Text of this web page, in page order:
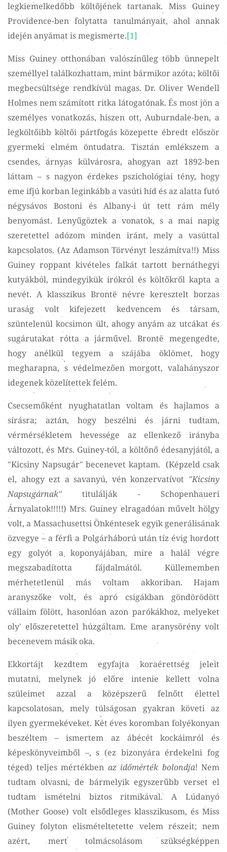
legkiemelkedőbb költőjének tartanak. Miss Guiney
Providence-ben folytatta tanulmányait, ahol annak
idején anyámat is megismerte.[1]
Miss Guiney otthonában valószínűleg több ünnepelt
személlyel találkozhattam, mint bármikor azóta; költői
megbecsültsége rendkívül magas. Dr. Oliver Wendell
Holmes nem számított ritka látogatónak. És most jön a
személyes vonatkozás, hiszen ott, Auburndale-ben, a
legköltőibb költői pártfogás közepette ébredt először
gyermeki elmém öntudatra. Tisztán emlékszem a
csendes, árnyas külvárosra, ahogyan azt 1892-ben
láttam – s nagyon érdekes pszichológiai tény, hogy
eme ifjú korban leginkább a vasúti híd és az alatta futó
négysávos Bostoni és Albany-i út tett rám mély
benyomást. Lenyűgöztek a vonatok, s a mai napig
szeretettel adózom minden iránt, mely a vasúttal
kapcsolatos. (Az Adamson Törvényt leszámítva!!) Miss
Guiney roppant kivételes falkát tartott bernáthegyi
kutyákból, mindegyikük írókról és költőkről kapta a
nevét. A klasszikus Brontë névre keresztelt borzas
uraság volt kifejezett kedvencem és társam,
szüntelenül kocsimon ült, ahogy anyám az utcákat és
sugárutakat rótta a járművel. Brontë megengedte,
hogy anélkül tegyem a szájába öklömet, hogy
megharapna, s védelmezően morgott, valahányszor
idegenek közelítettek felém.
Csecsemőként nyughatatlan voltam és hajlamos a
sírásra; aztán, hogy beszélni és járni tudtam,
vérmérsékletem hevessége az ellenkező irányba
változott, és Mrs. Guiney-tól, a költőnő édesanyjától, a
"Kicsiny Napsugár" becenevet kaptam. (Képzeld csak
el, ahogy ezt a savanyú, vén konzervatívot "Kicsiny
Napsugárnak" titulálják - Schopenhaueri
Árnyalatok!!!!!) Mrs. Guiney elragadóan művelt hölgy
volt, a Massachusettsi Önkéntesek egyik generálisának
özvegye – a férfi a Polgárháború után tíz évig hordott
egy golyót a koponyájában, mire a halál végre
megszabadította fájdalmától. Küllememben
mérhetetlenül más voltam akkoriban. Hajam
aranyszőke volt, és apró csigákban göndörödött
vállaim fölött, hasonlóan azon parókákhoz, melyeket
oly' előszeretettel húzgáltam. Eme aranysörény volt
becenevem másik oka.
Ekkortájt kezdtem egyfajta koraérettség jeleit
mutatni, melynek jó előre intenie kellett volna
szüleimet azzal a középszerű felnőtt élettel
kapcsolatosan, mely túlságosan gyakran követi az
ilyen gyermekéveket. Két éves koromban folyékonyan
beszéltem – ismertem az ábécét kockáimról és
képeskönyveimből –, s (ez bizonyára érdekelni fog
téged) teljes mértékben az időmérték bolondja! Nem
tudtam olvasni, de bármelyik egyszerűbb verset el
tudtam ismételni biztos ritmikával. A Lúdanyó
(Mother Goose) volt elsődleges klasszikusom, és Miss
Guiney folyton elismételtetette velem részeit; nem
azért, mert tolmácsolásom szükségképpen